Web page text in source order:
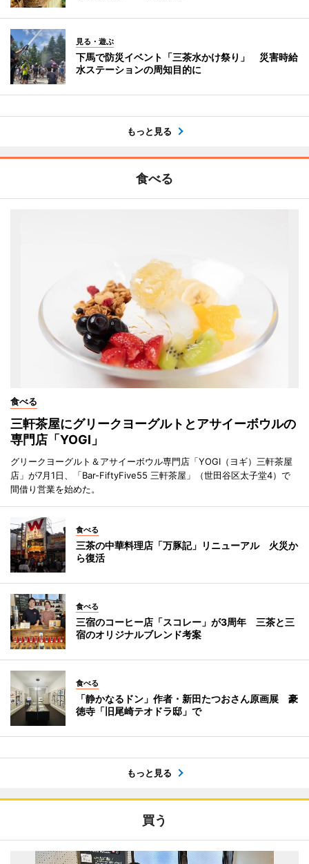
見る・遊ぶ
下馬で防災イベント「三茶水かけ祭り」 災害時給
水ステーションの周知目的に
もっと見る
食べる
食べる
三軒茶屋にグリークヨーグルトとアサイーボウルの
専門店「YOGI」
グリークヨーグルト＆アサイーボウル専門店「YOGI（ヨギ）三軒茶屋
店」が7月1日、「Bar-FiftyFive55 三軒茶屋」（世田谷区太子堂4）で
間借り営業を始めた。
食べる
三茶の中華料理店「万豚記」リニューアル 火災か
ら復活
食べる
三宿のコーヒー店「スコレー」が3周年 三茶と三
宿のオリジナルブレンド考案
食べる
「静かなるドン」作者・新田たつおさん原画展 豪
徳寺「旧尾崎テオドラ邸」で
もっと見る
買う